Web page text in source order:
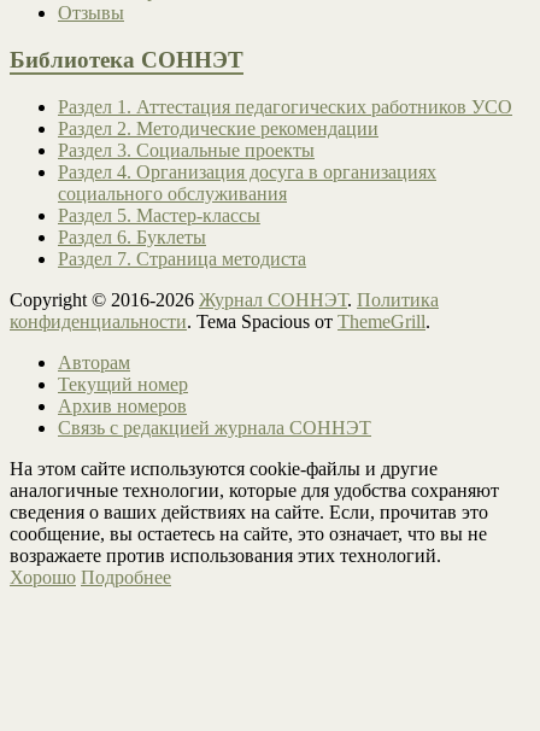
Отзывы
Библиотека СОННЭТ
Раздел 1. Аттестация педагогических работников УСО
Раздел 2. Методические рекомендации
Раздел 3. Социальные проекты
Раздел 4. Организация досуга в организациях
социального обслуживания
Раздел 5. Мастер-классы
Раздел 6. Буклеты
Раздел 7. Страница методиста
Copyright © 2016-2026 Журнал СОННЭТ. Политика
конфиденциальности. Тема Spacious от ThemeGrill.
Авторам
Текущий номер
Архив номеров
Связь с редакцией журнала СОННЭТ
На этом сайте используются cookie-файлы и другие
аналогичные технологии, которые для удобства сохраняют
сведения о ваших действиях на сайте. Если, прочитав это
сообщение, вы остаетесь на сайте, это означает, что вы не
возражаете против использования этих технологий.
Хорошо Подробнее